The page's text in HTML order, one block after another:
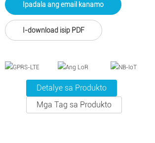
Ipadala ang email kanamo
I-download isip PDF
Detalye sa Produkto
Mga Tag sa Produkto